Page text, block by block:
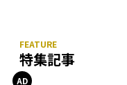
特集記事